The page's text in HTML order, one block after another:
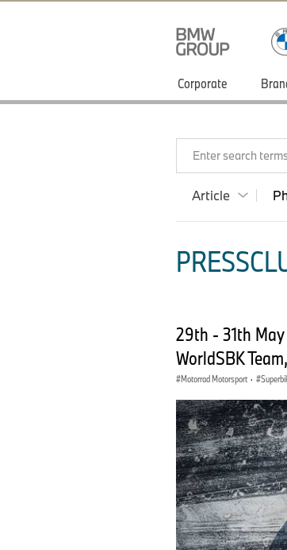
Corporate
Enter search
Article
29th - 31th
WorldSBK
Motorrad Motorsport ·